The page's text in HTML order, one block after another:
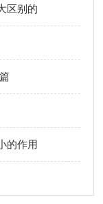
区别的
的作用